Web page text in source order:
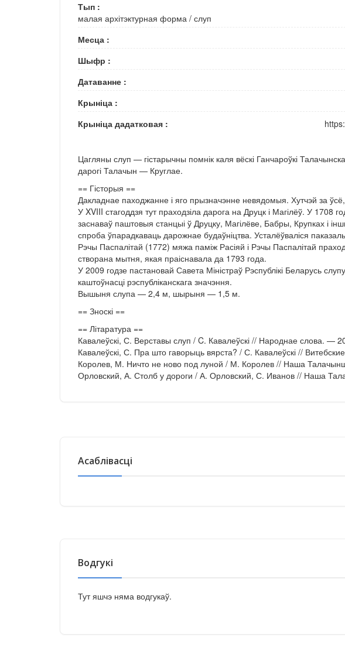
Тып :
малая архітэктурная форма / слуп
Месца :
Шыфр :
Датаванне :
Крыніца :
Крыніца дадатковая :
Цагляны слуп — гістарычны помнік каля вёскі Ганчароўкі
дарогі Талачын — Круглае.
== Гісторыя ==
Дакладнае паходжанне і яго прызначэнне невядомыя. Хутчэй за
У XVIII стагоддзя тут праходзіла дарога на Друцк і Магілёў. У 1708
заснаваў паштовыя станцыі ў Друцку, Магілёве, Бабры, Крупках і
спроба ўпарадкаваць дарожнае будаўніцтва. Усталёўваліся
Рэчы Паспалітай (1772) мяжа паміж Расіяй і Рэчы Паспалітай
створана мытня, якая праіснавала да 1793 года.
У 2009 годзе пастановай Савета Міністраў Рэспублікі Беларусь
каштоўнасці рэспубліканскага значэння.
Вышыня слупа — 2,4 м, шырыня — 1,5 м.
== Зноскі ==
== Літаратура ==
Кавалеўскі, С. Верставы слуп / C. Кавалеўскі // Народнае слова.
Кавалеўскі, С. Пра што гаворыць вярста? / С. Кавалеўскі //
Королев, М. Ничто не ново под луной / М. Королев // Наша
Орловский, А. Столб у дороги / А. Орловский, С. Иванов // Наша
Асаблівасці
Водгукі
Тут яшчэ няма водгукаў.